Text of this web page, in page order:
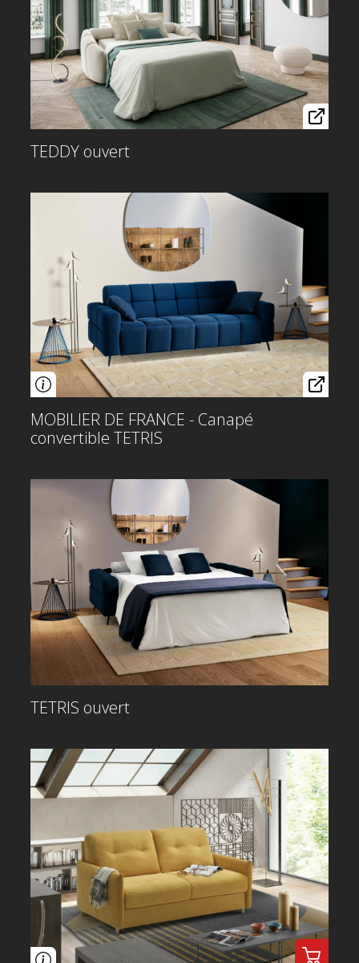
TEDDY ouvert
MOBILIER DE FRANCE - Canapé
convertible TETRIS
TETRIS ouvert